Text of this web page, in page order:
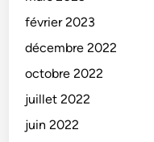
février 2023
décembre 2022
octobre 2022
juillet 2022
juin 2022